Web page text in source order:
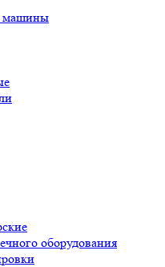
машины
оборудования